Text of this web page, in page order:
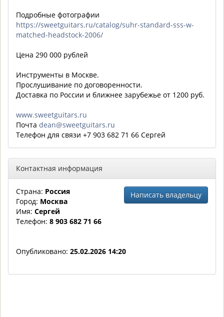
Подробные фотографии
https://sweetguitars.ru/catalog/suhr-standard-sss-w-
matched-headstock-2006/
Цена 290 000 рублей
Инструменты в Москве.
Прослушивание по договоренности.
Доставка по России и ближнее зарубежье от 1200 руб.
www.sweetguitars.ru
Почта dean@sweetguitars.ru
Телефон для связи +7 903 682 71 66 Сергей
Контактная информация
Написать владельцу
Страна: Россия
Город: Москва
Имя: Сергей
Телефон: 8 903 682 71 66
Опубликовано: 25.02.2026 14:20